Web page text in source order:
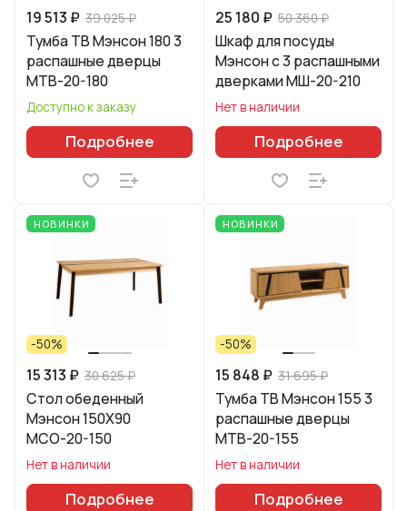
19 513 ₽ 39 025 ₽
Тумба ТВ Мэнсон 180 3
распашные дверцы
МТВ-20-180
Доступно к заказу
Подробнее
25 180 ₽ 50 360 ₽
Шкаф для посуды
Мэнсон с 3 распашными
дверками МШ-20-210
Нет в наличии
Подробнее
НОВИНКИ
-50%
15 313 ₽ 30 625 ₽
Стол обеденный
Мэнсон 150Х90
МСО-20-150
Нет в наличии
Подробнее
НОВИНКИ
-50%
15 848 ₽ 31 695 ₽
Тумба ТВ Мэнсон 155 3
распашные дверцы
МТВ-20-155
Нет в наличии
Подробнее